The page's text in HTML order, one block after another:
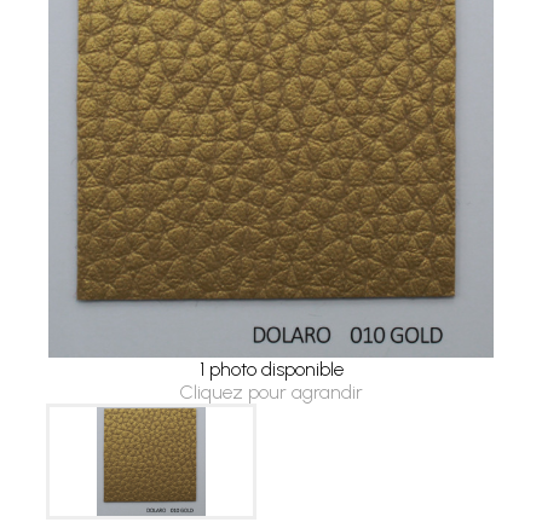
1 photo disponible
Cliquez pour agrandir